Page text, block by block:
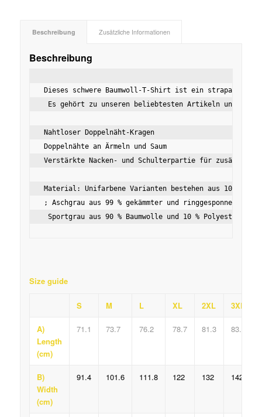
Beschreibung Zusätzliche Informationen
Beschreibung
Dieses schwere Baumwoll-T-Shirt ist ein
Es gehört zu unseren beliebtesten Artikeln und
Nahtloser Doppelnäht-Kragen
Doppelnähte an Ärmeln und Saum
Verstärkte Nacken- und Schulterpartie für
Material: Unifarbene Varianten bestehen aus 100 %
; Aschgrau aus 99 % gekämmter und ringgesponnener
Sportgrau aus 90 % Baumwolle und 10 % Polyester;
Size guide
S M L XL 2XL 3XL
A)
Length
(cm)
71.1 73.7 76.2 78.7 81.3 83.8
B)
Width
(cm)
91.4 101.6 111.8 122 132 142.2